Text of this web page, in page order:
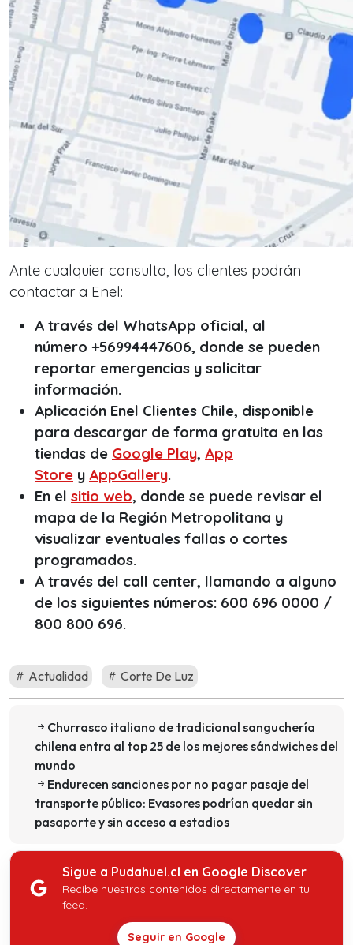
Ante cualquier consulta, los clientes podrán
contactar a Enel:
A través del WhatsApp oficial, al
número +56994447606, donde se pueden
reportar emergencias y solicitar
información.
Aplicación Enel Clientes Chile, disponible
para descargar de forma gratuita en las
tiendas de Google Play, App
Store y AppGallery.
En el sitio web, donde se puede revisar el
mapa de la Región Metropolitana y
visualizar eventuales fallas o cortes
programados.
A través del call center, llamando a alguno
de los siguientes números: 600 696 0000 /
800 800 696.
Actualidad Corte De Luz
Churrasco italiano de tradicional sanguchería
chilena entra al top 25 de los mejores sándwiches del
mundo
Endurecen sanciones por no pagar pasaje del
transporte público: Evasores podrían quedar sin
pasaporte y sin acceso a estadios
Sigue a Pudahuel.cl en Google Discover
Recibe nuestros contenidos directamente en tu
feed.
Seguir en Google